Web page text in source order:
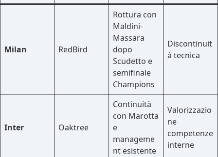
Milan RedBird
Rottura con
Maldini-
Massara
dopo
Scudetto e
semifinale
Champions
Discontinuit
à tecnica
Inter Oaktree
Continuità
con Marotta
e
manageme
nt esistente
Valorizzazio
ne
competenze
interne